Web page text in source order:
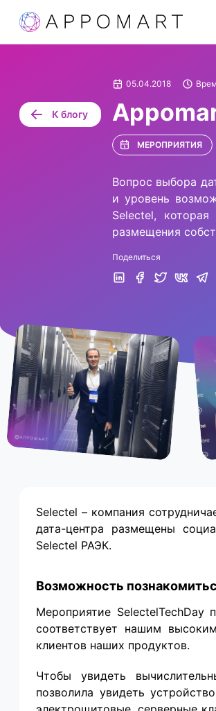
К блогу
05.04.2018
МЕРОПРИЯТИЯ
Вопрос выбора
и уровень
Selectel,
размещения
Поделиться
Selectel – компания
дата-центра размещены
Selectel РАЭК.
Возможность
Мероприятие
соответствует нашим
клиентов наших продуктов.
Чтобы увидеть
позволила увидеть